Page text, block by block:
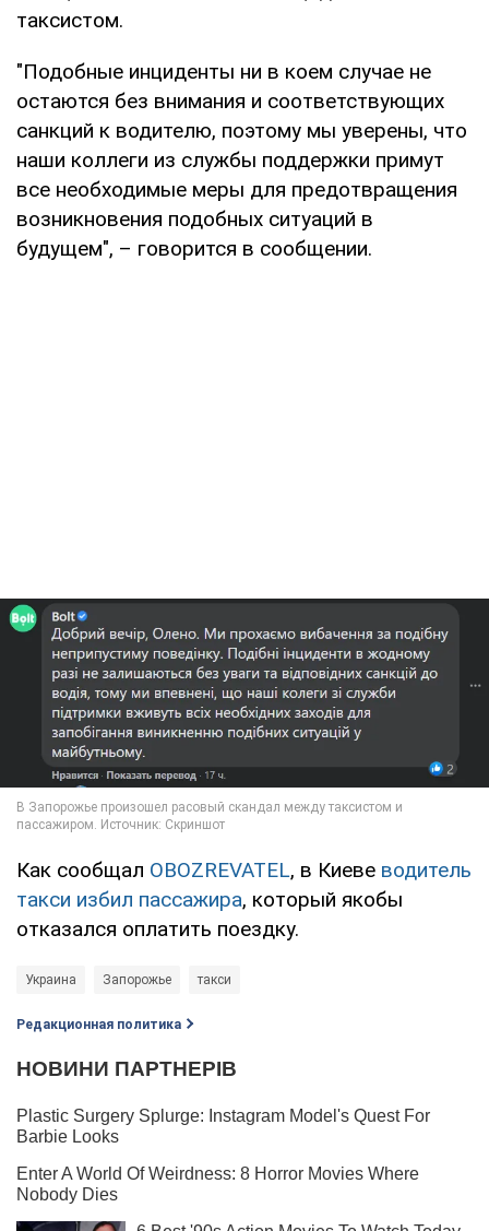
таксистом.
"Подобные инциденты ни в коем случае не
остаются без внимания и соответствующих
санкций к водителю, поэтому мы уверены, что
наши коллеги из службы поддержки примут
все необходимые меры для предотвращения
возникновения подобных ситуаций в
будущем", – говорится в сообщении.
Как сообщал OBOZREVATEL, в Киеве водитель
такси избил пассажира, который якобы
отказался оплатить поездку.
Украина Запорожье такси
Редакционная политика